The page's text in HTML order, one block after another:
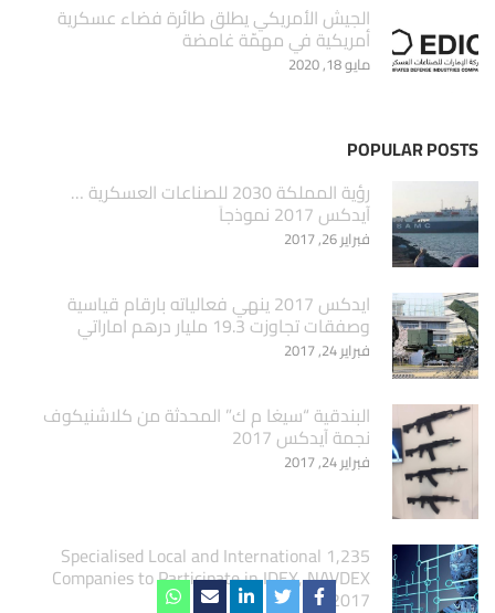
الجيش الأمريكي يطلق طائرة فضاء عسكرية
أمريكية في مهمّة غامضة
مايو 18, 2020
POPULAR POSTS
‏رؤية المملكة 2030 للصناعات العسكرية …
آيدكس 2017 نموذجاَ
فبراير 26, 2017
ايدكس 2017 ينهي فعالياته بارقام قياسية
وصفقات تجاوزت 19.3 مليار درهم اماراتي
فبراير 24, 2017
البندقية “سيغا م ك” المحدثة من كلاشنيكوف
نجمة آيدكس 2017
فبراير 24, 2017
1,235 Specialised Local and International
Companies to Participate in IDEX, NAVDEX
2017